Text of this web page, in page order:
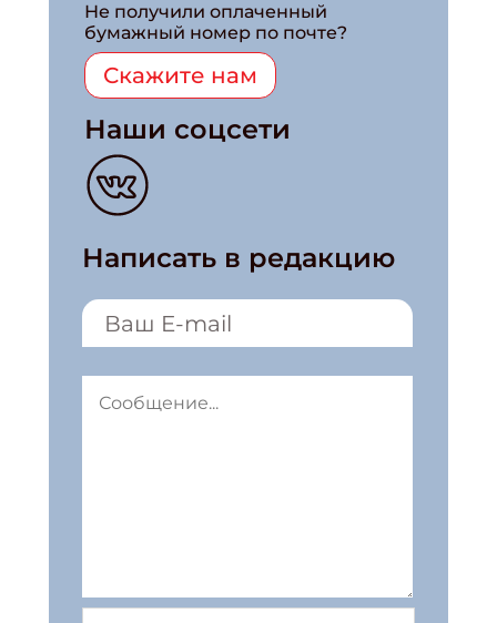
Не получили оплаченный
бумажный номер по почте?
Скажите нам
Наши соцсети
Написать в редакцию